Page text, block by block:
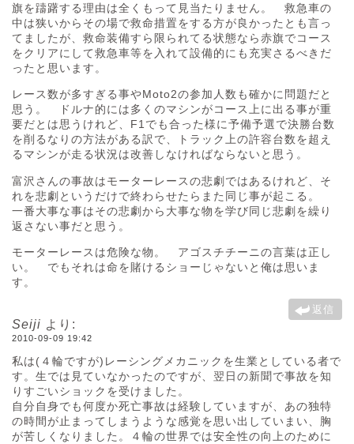
旗を躊躇する理由は全くもって見当たりません。 救急車の
中は狭いからその場で救命措置をする方が良かったとも言っ
てましたが、救命装備すら限られてる状態なら赤旗でコース
をクリアにして救急車等を入れて設備的にも充実さるべきだ
ったと思います。
レース数が多すぎる事やMoto2の参加人数も確かに問題だと
思う。 ドルナ的には多くのマシンがコース上に出る事が重
要だとは思うけれど、F1でも合った様に予備予選で決勝台数
を削るなりの方法がある訳で、トラック上の許容台数を超え
るマシンが走る状況は改善しなければならないと思う。
富沢さんの事故はモーターレースの悲劇ではあるけれど、そ
れを悲劇というだけで終わらせたらまた同じ事が起こる。
一番大事な事はその悲劇から大事な物を学び同じ悲劇を繰り
返さない事だと思う。
モーターレースは危険な物。 アゴスチチーニの言葉は正し
い。 でもそれは命を賭けるショーじゃないと俺は思いま
す。
返信
Seiji より:
2010-09-09 19:42
私は(４輪ですが)レーシングメカニックを生業としている者で
す。生では見ていなかったのですが、翌日の新聞で事故を知
りすごいショックを受けました。
自分自身でも何度か死亡事故は経験していますが、あの独特
の時間が止まってしまうような感覚を思い出していまい、胸
が苦しくなりました。４輪の世界では安全性の向上のために